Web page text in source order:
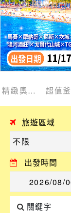
精緻奧捷斯匈四國
旅遊區域
出發時間
關鍵字